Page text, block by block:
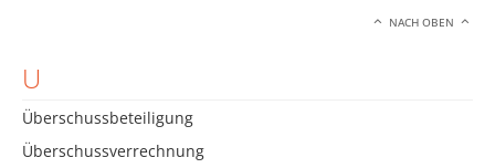
NACH OBEN
U
Überschussbeteiligung
Überschussverrechnung